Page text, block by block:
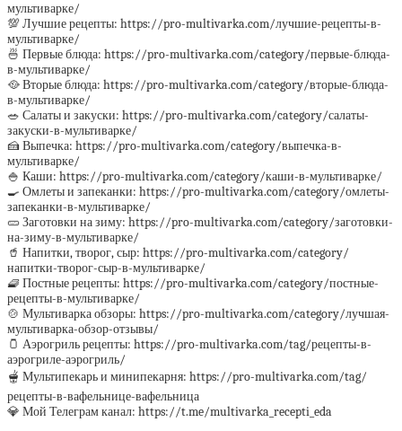
мультиварке/
💯 Лучшие рецепты: https://pro-multivarka.com/лучшие-рецепты-в-
мультиварке/
🍜 Первые блюда: https://pro-multivarka.com/category/первые-блюда-
в-мультиварке/
🥘 Вторые блюда: https://pro-multivarka.com/category/вторые-блюда-
в-мультиварке/
🥗 Салаты и закуски: https://pro-multivarka.com/category/салаты-
закуски-в-мультиварке/
🍰 Выпечка: https://pro-multivarka.com/category/выпечка-в-
мультиварке/
🍚 Каши: https://pro-multivarka.com/category/каши-в-мультиварке/
🍳 Омлеты и запеканки: https://pro-multivarka.com/category/омлеты-
запеканки-в-мультиварке/
🥒 Заготовки на зиму: https://pro-multivarka.com/category/заготовки-
на-зиму-в-мультиварке/
🥤 Напитки, творог, сыр: https://pro-multivarka.com/category/
напитки-творог-сыр-в-мультиварке/
🧇 Постные рецепты: https://pro-multivarka.com/category/постные-
рецепты-в-мультиварке/
🍲 Мультиварка обзоры: https://pro-multivarka.com/category/лучшая-
мультиварка-обзор-отзывы/
🫙 Аэрогриль рецепты: https://pro-multivarka.com/tag/рецепты-в-
аэрогриле-аэрогриль/
🫕 Мультипекарь и минипекарня: https://pro-multivarka.com/tag/
рецепты-в-вафельнице-вафельница
💎 Мой Телеграм канал: https://t.me/multivarka_recepti_eda